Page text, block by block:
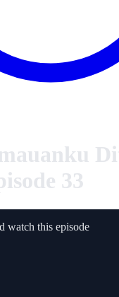
33
watch this episode